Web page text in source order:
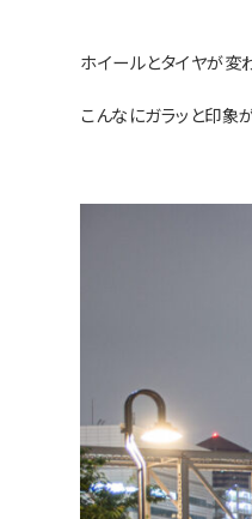
ホイールとタイヤが変
こんなにガラッと印象